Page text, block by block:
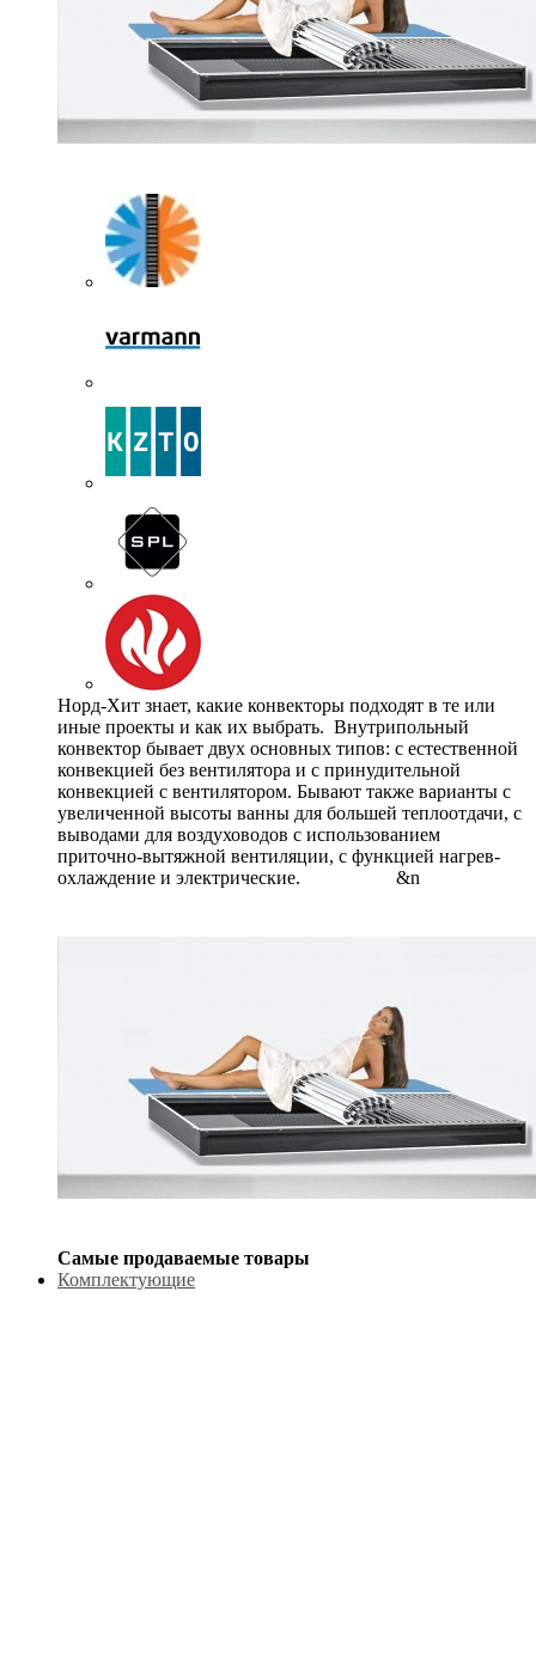
Норд-Хит знает, какие конвекторы подходят в те или
иные проекты и как их выбрать. Внутрипольный
конвектор бывает двух основных типов: с естественной
конвекцией без вентилятора и с принудительной
конвекцией с вентилятором. Бывают также варианты с
увеличенной высоты ванны для большей теплоотдачи, с
выводами для воздуховодов с использованием
приточно-вытяжной вентиляции, с функцией нагрев-
охлаждение и электрические. &n
Самые продаваемые товары
Комплектующие